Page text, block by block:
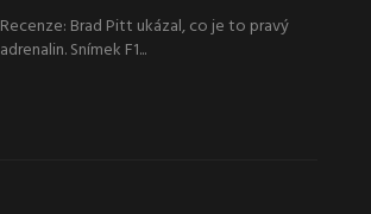
Recenze: Brad Pitt ukázal, co je to pravý
adrenalin. Snímek F1...